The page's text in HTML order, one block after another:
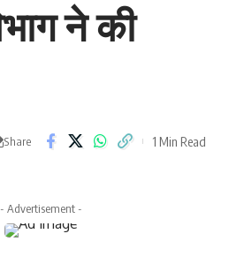
ने की
Share 1 Min Read
- Advertisement -